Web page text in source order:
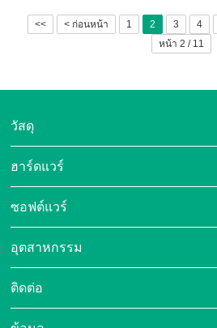
<< < ก่อนหน้า 1 2 3 4
หน้า 2 / 11
วัสดุ
ทูพียู-95เอ
พีบีเอ-90เอ
เรซิน ISUN 3D FlexOne
ฮาร์ดแวร์
เครื่องพิมพ์ FDM
เครื่องสแกน 3 มิติ
บอร์ดเซ็นเซอร์การเดิน
ซอฟต์แวร์
อุตสาหกรรม
ติดต่อ